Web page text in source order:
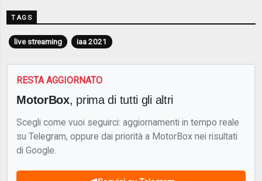
TAGS
live streaming iaa 2021
RESTA AGGIORNATO
MotorBox, prima di tutti gli altri
Scegli come vuoi seguirci: aggiornamenti in tempo reale
su Telegram, oppure dai priorità a MotorBox nei risultati
di Google.